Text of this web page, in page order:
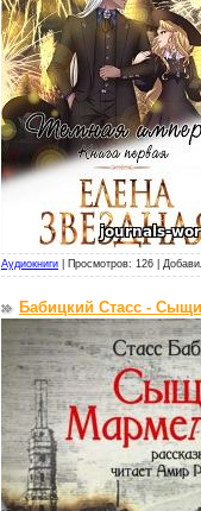
Аудиокниги Просмотров: 126 |
Бабицкий Стасс -